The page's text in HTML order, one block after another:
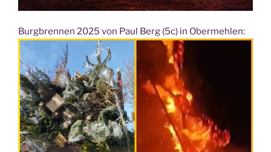
Burg­bren­nen 2025 von Paul Berg (5c) in Obermehlen: